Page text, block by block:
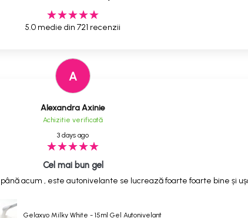
5.0 medie din 721 recenzii
A
Alexandra Axinie
Achizitie verificată
3 days ago
Cel mai bun gel
acum , este autonivelante se lucrează foarte foarte bine și
Gelaxyo Milky White - 15ml Gel Autonivelant